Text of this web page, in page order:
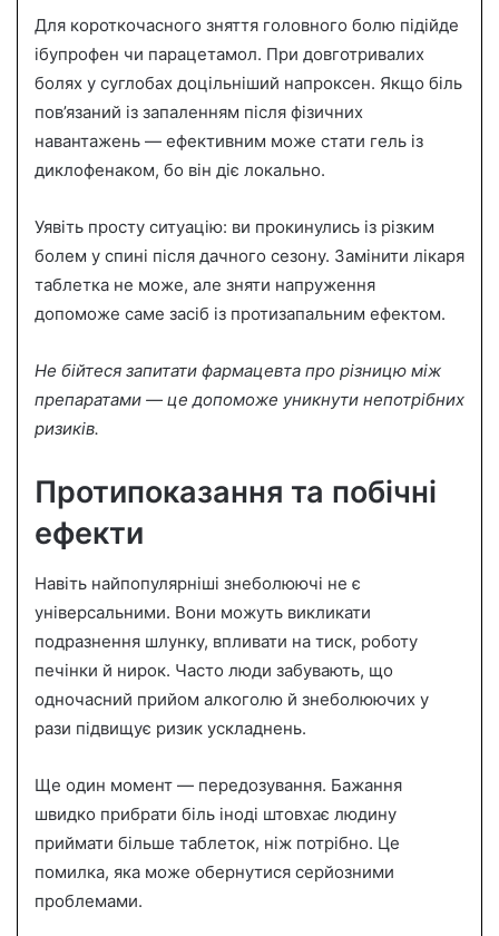
Для короткочасного зняття головного болю підійде
ібупрофен чи парацетамол. При довготривалих
болях у суглобах доцільніший напроксен. Якщо біль
пов’язаний із запаленням після фізичних
навантажень — ефективним може стати гель із
диклофенаком, бо він діє локально.
Уявіть просту ситуацію: ви прокинулись із різким
болем у спині після дачного сезону. Замінити лікаря
таблетка не може, але зняти напруження
допоможе саме засіб із протизапальним ефектом.
Не бійтеся запитати фармацевта про різницю між
препаратами — це допоможе уникнути непотрібних
ризиків.
Протипоказання та побічні
ефекти
Навіть найпопулярніші знеболюючі не є
універсальними. Вони можуть викликати
подразнення шлунку, впливати на тиск, роботу
печінки й нирок. Часто люди забувають, що
одночасний прийом алкоголю й знеболюючих у
рази підвищує ризик ускладнень.
Ще один момент — передозування. Бажання
швидко прибрати біль іноді штовхає людину
приймати більше таблеток, ніж потрібно. Це
помилка, яка може обернутися серйозними
проблемами.